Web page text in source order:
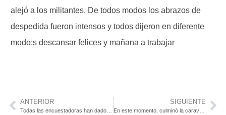
alejó a los militantes. De todos modos los abrazos de
despedida fueron intensos y todos dijeron en diferente
modo:s descansar felices y mañana a trabajar
ANTERIOR SIGUIENTE
En este momento, culminó la caravana más larga que ha existido en Nueva Palmira, y el Frente Amplio cortó la rambla para festejar